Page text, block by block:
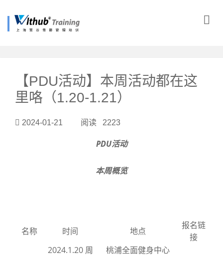
【PDU活动】本周活动都在这
里咯（1.20-1.21）
2024-01-21 阅读 2223
PDU活动
本周概览
名称 时间 地点
报名链
接
2024.1.20 周
桃浦全面健身中心